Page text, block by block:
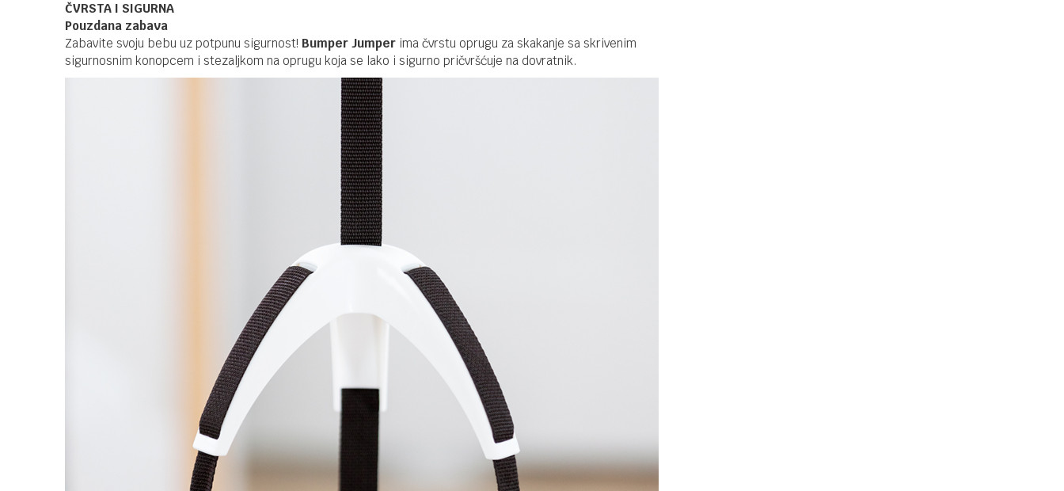
ČVRSTA I SIGURNA
Pouzdana zabava
Zabavite svoju bebu uz potpunu sigurnost! Bumper Jumper ima čvrstu oprugu za skakanje sa skrivenim
sigurnosnim konopcem i stezaljkom na oprugu koja se lako i sigurno pričvršćuje na dovratnik.